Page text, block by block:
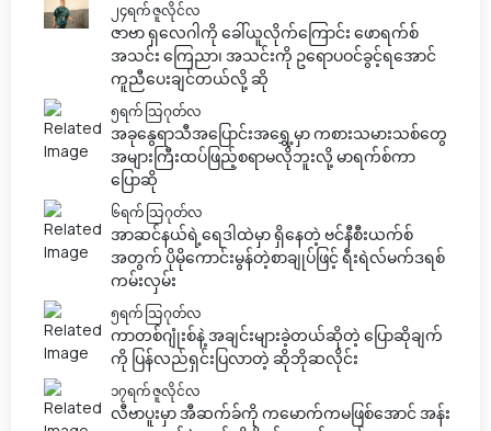
၂၄ရက် ဇူလိုင်လ
ဇာဗာ ရှလေဂါကို ခေါ်ယူလိုက်ကြောင်း ဖောရက်စ်
အသင်း ကြေညာ၊ အသင်းကို ဥရောပဝင်ခွင့်ရအောင်
ကူညီပေးချင်တယ်လို့ ဆို
၅ရက် သြဂုတ်လ
အခုနွေရာသီအပြောင်းအရွှေ့မှာ ကစားသမားသစ်တွေ
အများကြီးထပ်ဖြည့်စရာမလိုဘူးလို့ မာရက်စ်ကာ
ပြောဆို
၆ရက် သြဂုတ်လ
အာဆင်နယ်ရဲ့ရေဒါထဲမှာ ရှိနေတဲ့ ဗင်နီစီးယက်စ်
အတွက် ပိုမိုကောင်းမွန်တဲ့စာချုပ်ဖြင့် ရီးရဲလ်မက်ဒရစ်
ကမ်းလှမ်း
၅ရက် သြဂုတ်လ
ကာတစ်ဂျုံးစ်နဲ့ အချင်းများခဲ့တယ်ဆိုတဲ့ ပြောဆိုချက်
ကို ပြန်လည်ရှင်းပြလာတဲ့ ဆိုဘိုဆလိုင်း
၁၇ရက် ဇူလိုင်လ
လီဗာပူးမှာ အီဆက်ခ်ကို ကမောက်ကမဖြစ်အောင် အန်း